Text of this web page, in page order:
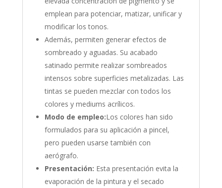
emplean para potenciar, matizar, unificar y
modificar los tonos.
Además, permiten generar efectos de
sombreado y aguadas. Su acabado
satinado permite realizar sombreados
intensos sobre superficies metalizadas. Las
tintas se pueden mezclar con todos los
colores y mediums acrílicos.
Modo de empleo:Los colores han sido
formulados para su aplicación a pincel,
pero pueden usarse también con
aerógrafo.
Presentación: Esta presentación evita la
evaporación de la pintura y el secado